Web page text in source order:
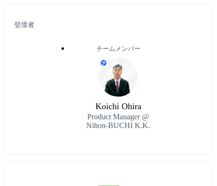
登壇者
チームメンバー
チ
Koichi Ohira
Product Manager @
Nihon-BUCHI K.K.